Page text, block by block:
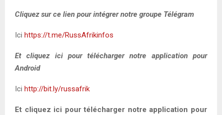
Cliquez sur ce lien pour intégrer notre groupe Télégram
Ici https://t.me/RussAfrikinfos
Et cliquez ici pour télécharger notre application pour
Android
Ici http://bit.ly/russafrik
Et cliquez ici pour télécharger notre application pour